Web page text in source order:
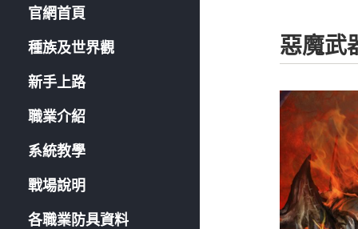
鍵
:
官網首頁
種族及世界觀
新手上路
職業介紹
系統教學
戰場說明
各職業防具資料
惡魔武